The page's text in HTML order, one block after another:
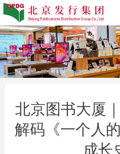
北京图书大厦
解码《一个人
成长